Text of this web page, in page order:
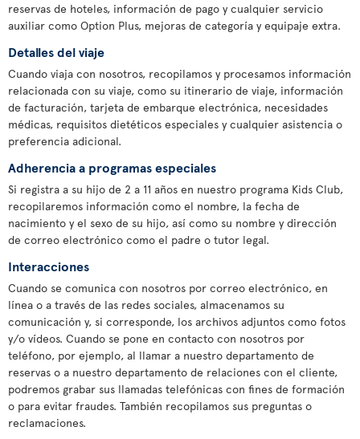
reservas de hoteles, información de pago y cualquier servicio
auxiliar como Option Plus, mejoras de categoría y equipaje extra.
Detalles del viaje
Cuando viaja con nosotros, recopilamos y procesamos información
relacionada con su viaje, como su itinerario de viaje, información
de facturación, tarjeta de embarque electrónica, necesidades
médicas, requisitos dietéticos especiales y cualquier asistencia o
preferencia adicional.
Adherencia a programas especiales
Si registra a su hijo de 2 a 11 años en nuestro programa Kids Club,
recopilaremos información como el nombre, la fecha de
nacimiento y el sexo de su hijo, así como su nombre y dirección
de correo electrónico como el padre o tutor legal.
Interacciones
Cuando se comunica con nosotros por correo electrónico, en
línea o a través de las redes sociales, almacenamos su
comunicación y, si corresponde, los archivos adjuntos como fotos
y/o vídeos. Cuando se pone en contacto con nosotros por
teléfono, por ejemplo, al llamar a nuestro departamento de
reservas o a nuestro departamento de relaciones con el cliente,
podremos grabar sus llamadas telefónicas con fines de formación
o para evitar fraudes. También recopilamos sus preguntas o
reclamaciones.